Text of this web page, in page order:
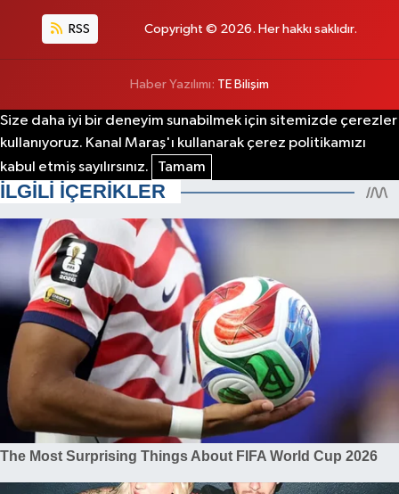
RSS Copyright © 2026. Her hakkı saklıdır.
Haber Yazılımı: TE Bilişim
Size daha iyi bir deneyim sunabilmek için sitemizde çerezler
kullanıyoruz. Kanal Maraş'ı kullanarak çerez politikamızı
kabul etmiş sayılırsınız.
Tamam